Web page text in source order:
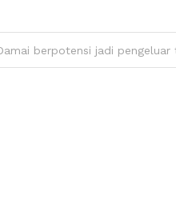
jadi pengeluar tembikai terbesar